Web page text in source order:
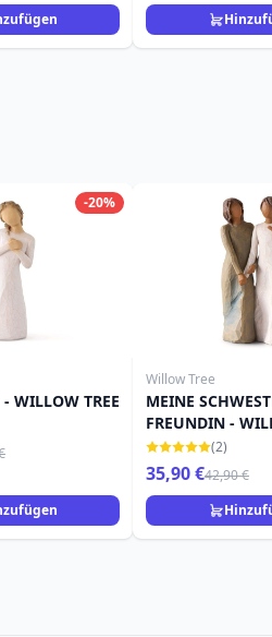
-20%
WILLOW TREE
Willow Tree
MEINE
FREUNDIN -
(2)
35,90 €42,90 €